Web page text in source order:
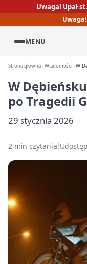
Uwaga! Upał
MENU
Strona główna Wiadomości W
W
po Tragedii
29 stycznia 2026
2 min czytania